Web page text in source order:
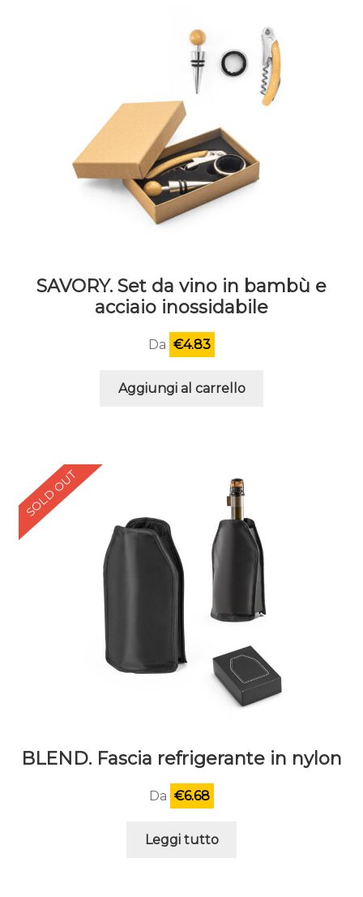
SAVORY. Set da vino in bambù e
acciaio inossidabile
Da €4.83
Aggiungi al carrello
SOLD OUT
BLEND. Fascia refrigerante in nylon
Da €6.68
Leggi tutto